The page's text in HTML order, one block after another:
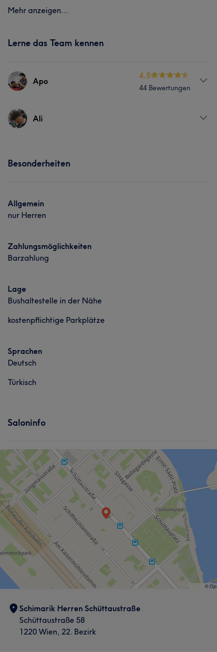
Mehr anzeigen...
Lerne das Team kennen
Apo
4.5
44 Bewertungen
ServicesAli
Besonderheiten
Allgemein
nur Herren
Zahlungsmöglichkeiten
Barzahlung
Lage
Bushaltestelle in der Nähe
kostenpflichtige Parkplätze
Sprachen
Deutsch
Türkisch
Saloninfo
Schimarik Herren Schüttaustraße
Schüttaustraße 58
1220 Wien, 22. Bezirk